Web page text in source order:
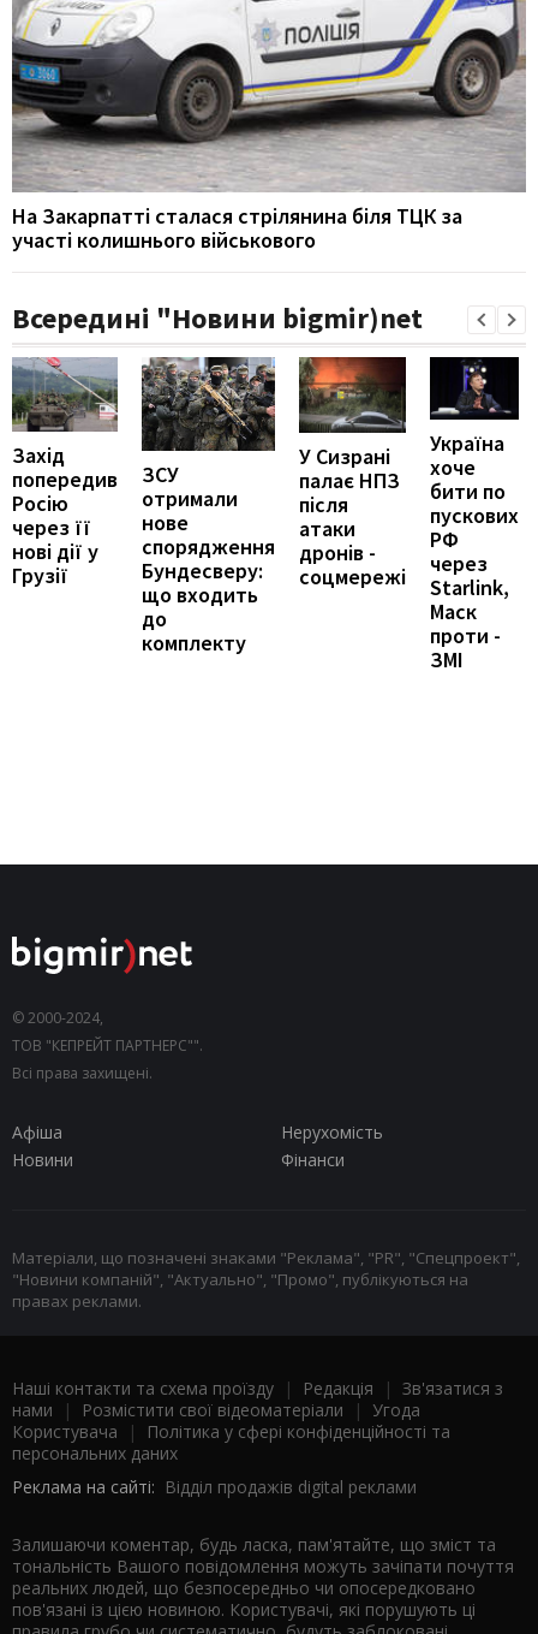
На Закарпатті сталася стрілянина біля ТЦК за
участі колишнього військового
Всередині "Новини bigmir)net
Захід
попередив
Росію
через її
нові дії у
Грузії
ЗСУ
отримали
нове
спорядження
Бундесверу:
що входить
до
комплекту
У Сизрані
палає НПЗ
після
атаки
дронів -
соцмережі
Україна
хоче
бити по
пускових
РФ
через
Starlink,
Маск
проти -
ЗМІ
© 2000-2024,
ТОВ "КЕПРЕЙТ ПАРТНЕРС"".
Всі права захищені.
Афіша
Нерухомість
Новини
Фінанси
Матеріали, що позначені знаками "Реклама", "PR", "Спецпроект",
"Новини компаній", "Актуально", "Промо", публікуються на
правах реклами.
Наші контакти та схема проїзду | Редакція | Зв'язатися з
нами | Розмістити свої відеоматеріали | Угода
Користувача |
Політика у сфері конфіденційності та
персональних даних
Реклама на сайті: Відділ продажів digital реклами
Залишаючи коментар, будь ласка, пам'ятайте, що зміст та
тональність Вашого повідомлення можуть зачіпати почуття
реальних людей, що безпосередньо чи опосередковано
пов'язані із цією новиною. Користувачі, які порушують ці